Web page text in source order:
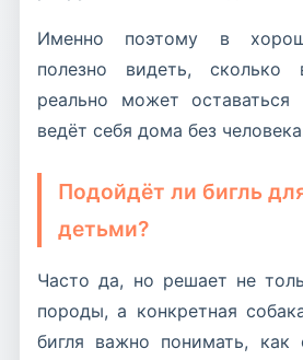
Именно поэтому в
полезно видеть, сколько
реально может
ведёт себя дома без
Подойдёт ли бигль
детьми?
Часто да, но решает не
породы, а конкретная
бигля важно понимать, как